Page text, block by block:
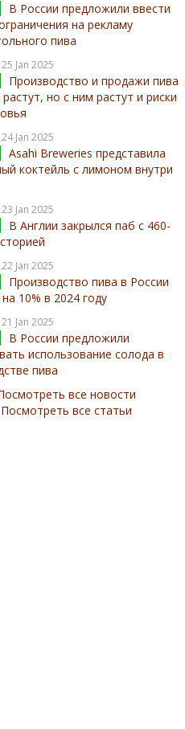
В России предложили ввести
на рекламу
пива
Jan 2025
Производство и продажи пива
но с ним растут и риски
Jan 2025
Asahi Breweries представила
коктейль с лимоном внутри
Jan 2025
В Англии закрылся паб с 460-
Jan 2025
Производство пива в России
10% в 2024 году
Jan 2025
В России предложили
использование солода в
пива
все новости
Посмотреть все статьи